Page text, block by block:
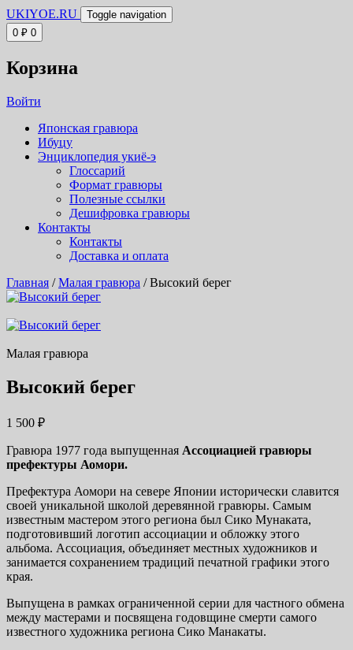
UKIYOE.RU
Toggle navigation
0 ₽ 0
Корзина
Войти
Японская гравюра
Ибуцу
Энциклопедия укиё-э
Глоссарий
Формат гравюры
Полезные ссылки
Дешифровка гравюры
Контакты
Контакты
Доставка и оплата
Главная /Малая гравюра / Высокий берег
Малая гравюра
Высокий берег
1 500 ₽
Гравюра 1977 года выпущенная Ассоциацией гравюры
префектуры Аомори.
Префектура Аомори на севере Японии исторически славится
своей уникальной школой деревянной гравюры. Самым
известным мастером этого региона был Сико Мунаката,
подготовивший логотип ассоциации и обложку этого
альбома. Ассоциация, объединяет местных художников и
занимается сохранением традиций печатной графики этого
края.
Выпущена в рамках ограниченной серии для частного обмена
между мастерами и посвящена годовщине смерти самого
известного художника региона Сико Манакаты.